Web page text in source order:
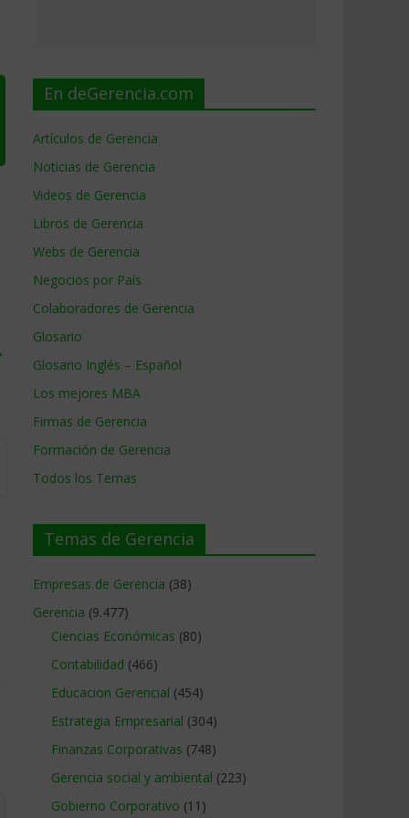
En deGerencia.com
Artículos de Gerencia
Noticias de Gerencia
Videos de Gerencia
Libros de Gerencia
Webs de Gerencia
Negocios por País
Colaboradores de Gerencia
Glosario
Glosario Inglés – Español
Los mejores MBA
Firmas de Gerencia
Formación de Gerencia
Todos los Temas
Temas de Gerencia
Empresas de Gerencia (38)
Gerencia (9.477)
Ciencias Económicas (80)
Contabilidad (466)
Educacion Gerencial (454)
Estrategia Empresarial (304)
Finanzas Corporativas (748)
Gerencia social y ambiental (223)
Gobierno Corporativo (11)